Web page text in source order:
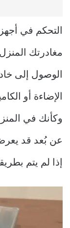
التحكم في
الوصول إلى
الإضاءة أو
وكأنك في
عن بُعد قد
إذا لم يتم